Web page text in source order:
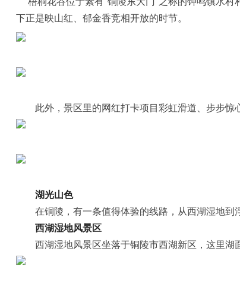
下正是映山红、郁金香竞相开放的时节。
此外，景区里的网红打卡项目彩虹滑道、步步
湖光山色
在铜陵，有一条值得体验的线路，从西湖湿地到
西湖湿地风景区
西湖湿地风景区坐落于铜陵市西湖新区，这里湖